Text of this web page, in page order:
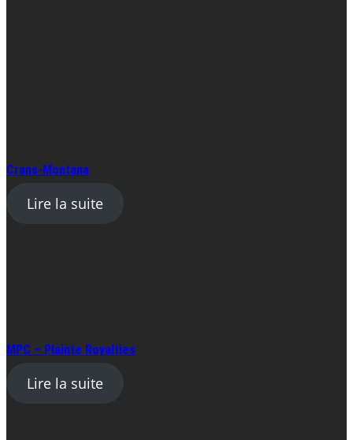
Crans-Montana
Lire la suite
MPC – Plainte Royalties
Lire la suite